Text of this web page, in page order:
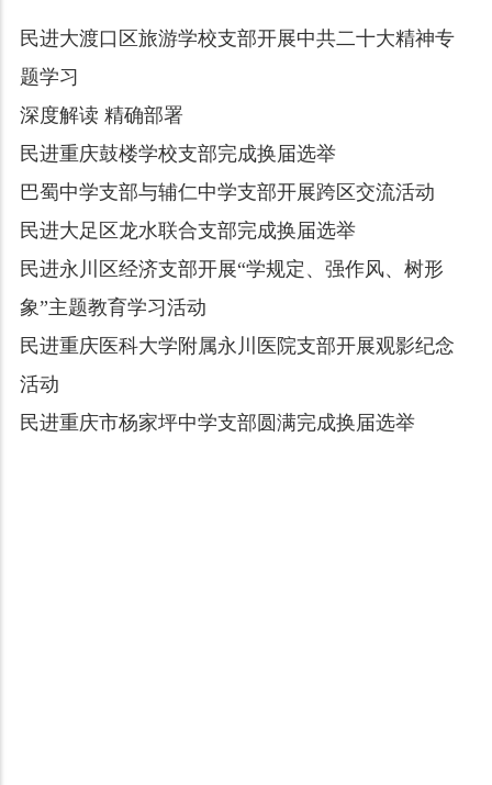
民进大渡口区旅游学校支部开展中共二十大精神专
题学习
深度解读 精确部署
民进重庆鼓楼学校支部完成换届选举
巴蜀中学支部与辅仁中学支部开展跨区交流活动
民进大足区龙水联合支部完成换届选举
民进永川区经济支部开展“学规定、强作风、树形
象”主题教育学习活动
民进重庆医科大学附属永川医院支部开展观影纪念
活动
民进重庆市杨家坪中学支部圆满完成换届选举